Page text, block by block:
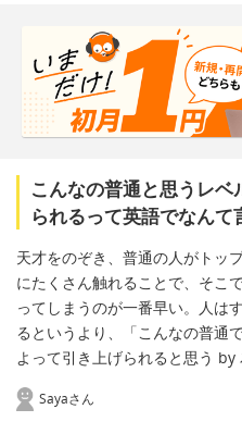
こんなの普通と思うレ
られるって英語でなんて
天才をのぞき、普通の人がトッ
にたくさん触れることで、そこ
ってしまうのが一番早い。人は
るというより、「こんなの普通
よって引き上げられると思う by
Sayaさん